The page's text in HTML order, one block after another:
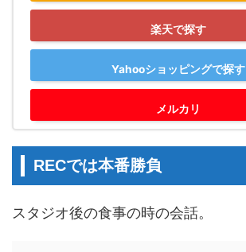
楽天で探す
Yahooショッピングで探す
メルカリ
RECでは本番勝負
スタジオ後の食事の時の会話。